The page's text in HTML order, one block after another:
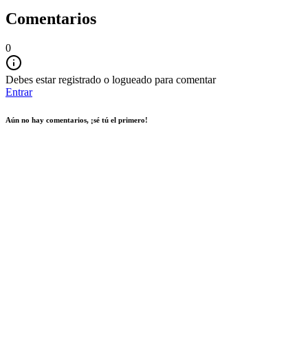
Comentarios
0
Debes estar registrado o logueado para comentar
Entrar
Aún no hay comentarios, ¡sé tú el primero!